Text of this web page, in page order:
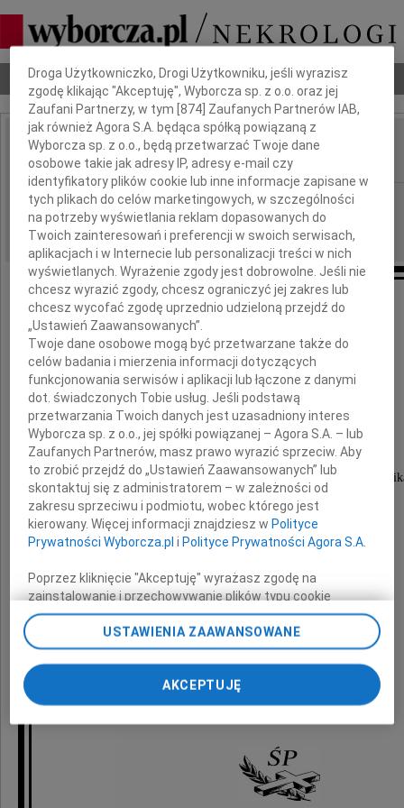
Nekrologi Odeszli Poradnik pogrzebowy
IMIĘ I NAZWISKO: Józef Boronia
REGION: Poznań
DATA EMISJI: 17.03.2011
Wyrazy głębokiego żalu z powodu śmierci
prof. dr. hab.
Józefa Boronia
wybitnego Ekonomisty, długoletniego
Katedry Organizacji i Zarządzania,
wspaniałego Dydaktyka i Naukowca
Rodzinie, przyjaciołom
i współpracownikom
składa
środowisko akademickie
Dbamy o Twoją prywatność
Droga Użytkowniczko, Drogi Użytkowniku, jeśli wyrazisz
zgodę klikając "Akceptuję", Wyborcza sp. z o.o. oraz jej
Zaufani Partnerzy, w tym [874 ] Zaufanych Partnerów IAB,
jak również Agora S.A. będąca spółką powiązaną z
Wyborcza sp. z o.o., będą przetwarzać Twoje dane
osobowe takie jak adresy IP, adresy e-mail czy
identyfikatory plików cookie lub inne informacje zapisane w
tych plikach do celów marketingowych, w szczególności
na potrzeby wyświetlania reklam dopasowanych do
Twoich zainteresowań i preferencji w swoich serwisach,
aplikacjach i w Internecie lub personalizacji treści w nich
wyświetlanych. Wyrażenie zgody jest dobrowolne. Jeśli nie
chcesz wyrazić zgody, chcesz ograniczyć jej zakres lub
chcesz wycofać zgodę uprzednio udzieloną przejdź do
„Ustawień Zaawansowanych”.
Twoje dane osobowe mogą być przetwarzane także do
celów badania i mierzenia informacji dotyczących
funkcjonowania serwisów i aplikacji lub łączone z danymi
dot. świadczonych Tobie usług. Jeśli podstawą
przetwarzania Twoich danych jest uzasadniony interes
Wyborcza sp. z o.o., jej spółki powiązanej – Agora S.A. – lub
Zaufanych Partnerów, masz prawo wyrazić sprzeciw. Aby
to zrobić przejdź do „Ustawień Zaawansowanych” lub
skontaktuj się z administratorem – w zależności od
zakresu sprzeciwu i podmiotu, wobec którego jest
kierowany. Więcej informacji znajdziesz w Polityce
Prywatności Wyborcza.pl i Polityce Prywatności Agora S.A.
Poprzez kliknięcie "Akceptuję" wyrażasz zgodę na
zainstalowanie i przechowywanie plików typu cookie
Wyborczej sp. z o. o. jej Zaufanych Partnerów i Agora S.A.
na Twoim urządzeniu końcowym. Możesz też w każdej
chwili zmienić swoje preferencje dot. plików cookie,
ponownie wywołując narzędzie do zarządzania Twoimi
preferencjami dot. przetwarzania danych poprzez
odnośnik „Ustawienia prywatności” w stopce serwisu i
przechodząc do sekcji „Ustawienia zaawansowane”.
My, nasi Zaufani Partnerzy i Agora S.A. możemy
USTAWIENIA ZAAWANSOWANE
AKCEPTUJĘ